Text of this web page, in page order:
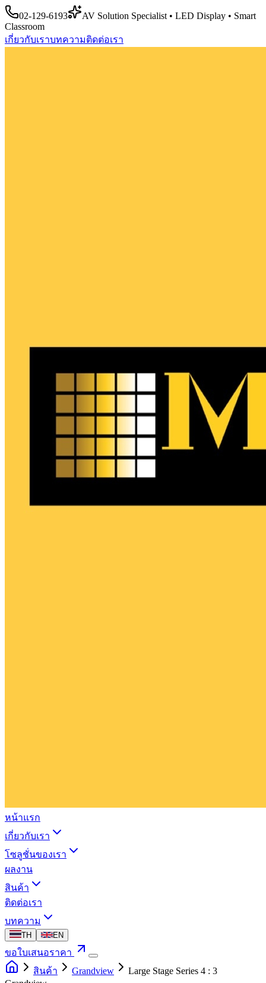
02-129-6193
AV Solution Specialist • LED Display • Smart
Classroom
เกี่ยวกับเราบทความติดต่อเรา
หน้าแรก
เกี่ยวกับเรา
โซลูชั่นของเรา
ผลงาน
สินค้า
ติดต่อเรา
บทความ
TH EN
ขอใบเสนอราคา
สินค้า
Grandview
Large Stage Series 4 : 3